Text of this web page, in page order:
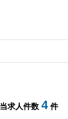
求人件数 4 件